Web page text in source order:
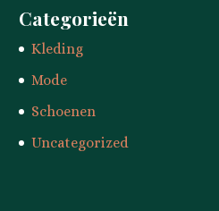
Categorieën
Kleding
Mode
Schoenen
Uncategorized